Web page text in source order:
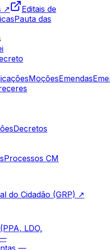
↗
Editais de
Pauta das
MoçõesEmendas
Decretos
Processos CM
do Cidadão (GRP) ↗
LDO,
—